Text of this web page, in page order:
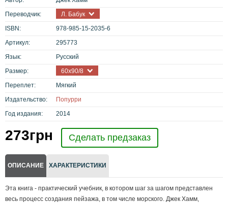
Переводчик:
Л. Бабук
ISBN:
978-985-15-2035-6
Артикул:
295773
Язык:
Русский
Размер:
60х90/8
Переплет:
Мягкий
Издательство:
Попурри
Год издания:
2014
273грн Сделать предзаказ
ОПИСАНИЕ ХАРАКТЕРИСТИКИ
Эта книга - практический учебник, в котором шаг за шагом представлен
весь процесс создания пейзажа, в том числе морского. Джек Хамм,